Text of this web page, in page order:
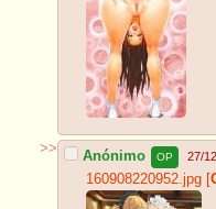
>> Anónimo OP 27/
160908220952.jpg